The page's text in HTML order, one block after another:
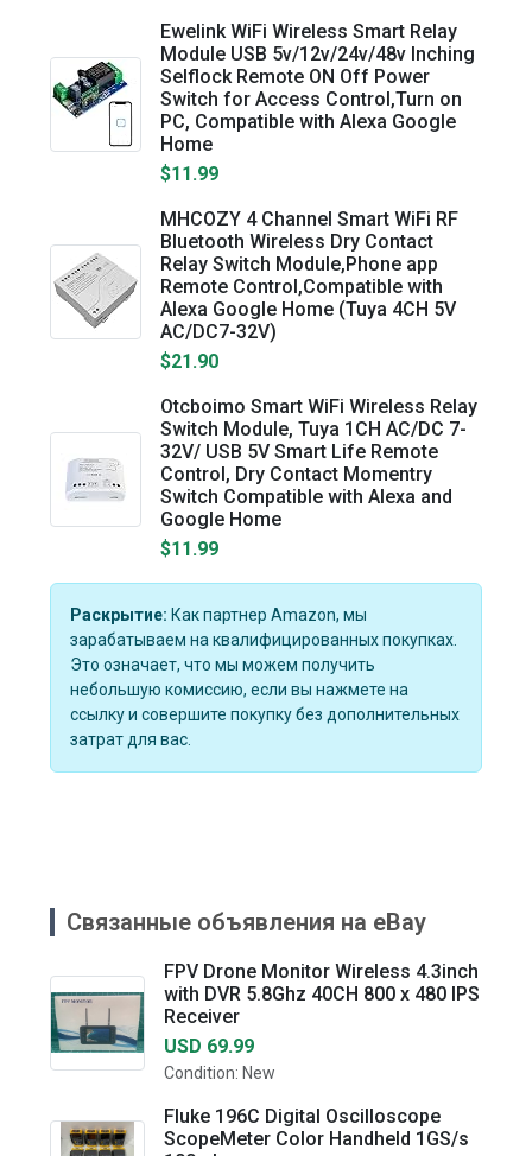
Ewelink WiFi Wireless Smart Relay
Module USB 5v/12v/24v/48v Inching
Selflock Remote ON Off Power
Switch for Access Control,Turn on
PC, Compatible with Alexa Google
Home
$11.99
MHCOZY 4 Channel Smart WiFi RF
Bluetooth Wireless Dry Contact
Relay Switch Module,Phone app
Remote Control,Compatible with
Alexa Google Home (Tuya 4CH 5V
AC/DC7-32V)
$21.90
Otcboimo Smart WiFi Wireless Relay
Switch Module, Tuya 1CH AC/DC 7-
32V/ USB 5V Smart Life Remote
Control, Dry Contact Momentry
Switch Compatible with Alexa and
Google Home
$11.99
Раскрытие: Как партнер Amazon, мы
зарабатываем на квалифицированных покупках.
Это означает, что мы можем получить
небольшую комиссию, если вы нажмете на
ссылку и совершите покупку без дополнительных
затрат для вас.
Связанные объявления на eBay
FPV Drone Monitor Wireless 4.3inch
with DVR 5.8Ghz 40CH 800 x 480 IPS
Receiver
USD 69.99
Condition: New
Fluke 196C Digital Oscilloscope
ScopeMeter Color Handheld 1GS/s